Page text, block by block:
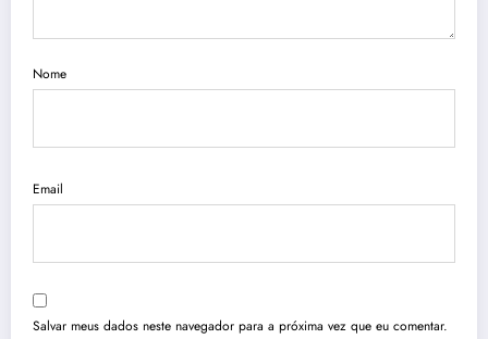
Nome
Email
Salvar meus dados neste navegador para a próxima vez que eu comentar.